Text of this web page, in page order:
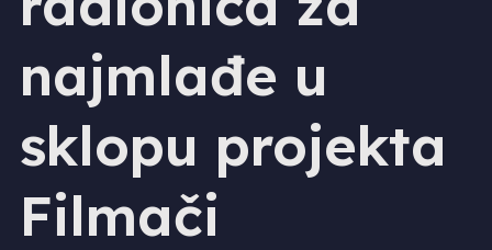
najmlađe u
sklopu projekta
Filmači